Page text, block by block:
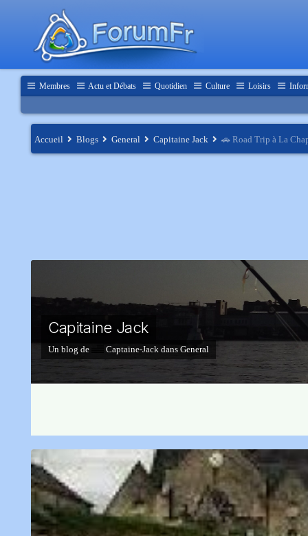
Membres Actu et Débats Quotidien Culture Loisirs
Accueil Blogs General Capitaine Jack 🚗 Road Trip à La
Capitaine Jack
Un blog de Captaine-Jack dans General